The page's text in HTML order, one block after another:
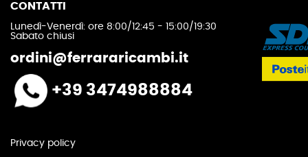
CONTATTI
Lunedì-Venerdì: ore 8:00/12:45 - 15:00/19:30
Sabato chiusi
ordini@ferrararicambi.it
+39 3474988884
Privacy policy